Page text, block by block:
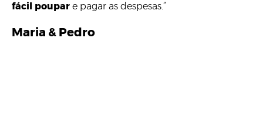
fácil poupar e pagar as despesas.”
Maria & Pedro